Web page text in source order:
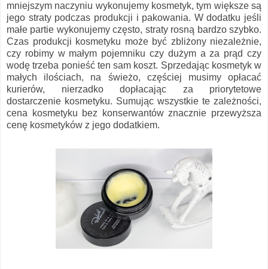
mniejszym naczyniu wykonujemy kosmetyk, tym większe są
jego straty podczas produkcji i pakowania. W dodatku jeśli
małe partie wykonujemy często, straty rosną bardzo szybko.
Czas produkcji kosmetyku może być zbliżony niezależnie,
czy robimy w małym pojemniku czy dużym a za prąd czy
wodę trzeba ponieść ten sam koszt. Sprzedając kosmetyk w
małych ilościach, na świeżo, częściej musimy opłacać
kurierów, nierzadko dopłacając za priorytetowe
dostarczenie kosmetyku. Sumując wszystkie te zależności,
cena kosmetyku bez konserwantów znacznie przewyższa
cenę kosmetyków z jego dodatkiem.